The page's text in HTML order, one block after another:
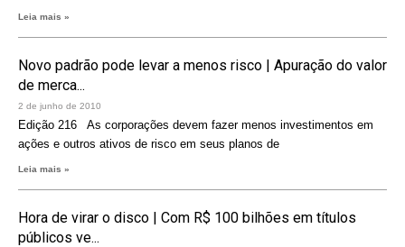
Leia mais »
Novo padrão pode levar a menos risco | Apuração do valor
de merca...
2 de junho de 2010
Edição 216 As corporações devem fazer menos investimentos em
ações e outros ativos de risco em seus planos de
Leia mais »
Hora de virar o disco | Com R$ 100 bilhões em títulos
públicos ve...